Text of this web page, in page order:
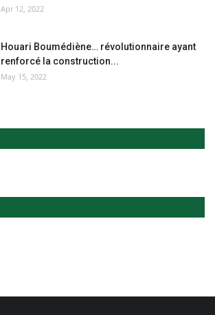
Apr 12, 2022
Houari Boumédiène… révolutionnaire ayant
renforcé la construction...
May 15, 2022